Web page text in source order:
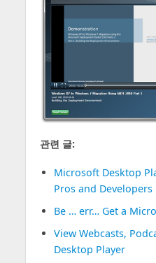
관련 글:
Microsoft Desktop
Pros and Developers
Be … err… Get a
View Webcasts,
Desktop Player